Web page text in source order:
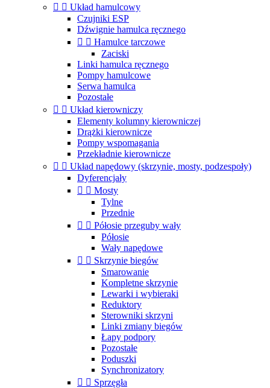
  Układ hamulcowy
Czujniki ESP
Dźwignie hamulca ręcznego
  Hamulce tarczowe
Zaciski
Linki hamulca ręcznego
Pompy hamulcowe
Serwa hamulca
Pozostałe
  Układ kierowniczy
Elementy kolumny kierowniczej
Drążki kierownicze
Pompy wspomagania
Przekładnie kierownicze
  Układ napędowy (skrzynie, mosty, podzespoły)
Dyferencjały
  Mosty
Tylne
Przednie
  Półosie przeguby wały
Półosie
Wały napędowe
  Skrzynie biegów
Smarowanie
Kompletne skrzynie
Lewarki i wybieraki
Reduktory
Sterowniki skrzyni
Linki zmiany biegów
Łapy podpory
Pozostałe
Poduszki
Synchronizatory
  Sprzęgła